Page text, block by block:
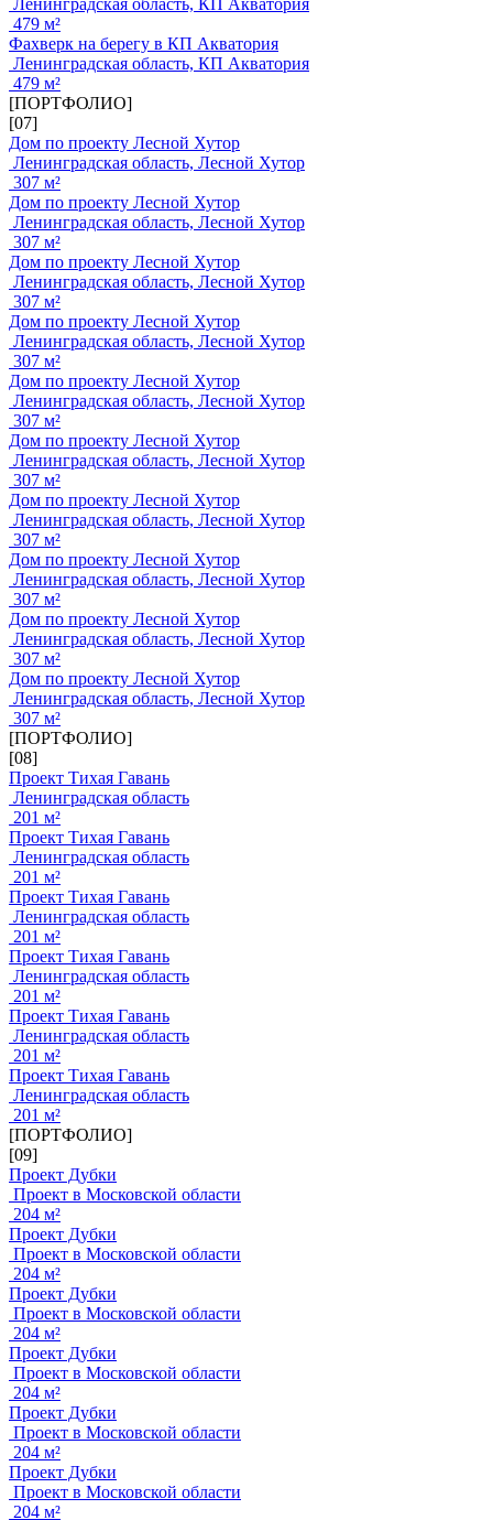
Ленинградская область, КП Акватория
479 м²
Фахверк на берегу в КП Акватория
Ленинградская область, КП Акватория
479 м²
[ПОРТФОЛИО]
[07]
Дом по проекту Лесной Хутор
Ленинградская область, Лесной Хутор
307 м²
Дом по проекту Лесной Хутор
Ленинградская область, Лесной Хутор
307 м²
Дом по проекту Лесной Хутор
Ленинградская область, Лесной Хутор
307 м²
Дом по проекту Лесной Хутор
Ленинградская область, Лесной Хутор
307 м²
Дом по проекту Лесной Хутор
Ленинградская область, Лесной Хутор
307 м²
Дом по проекту Лесной Хутор
Ленинградская область, Лесной Хутор
307 м²
Дом по проекту Лесной Хутор
Ленинградская область, Лесной Хутор
307 м²
Дом по проекту Лесной Хутор
Ленинградская область, Лесной Хутор
307 м²
Дом по проекту Лесной Хутор
Ленинградская область, Лесной Хутор
307 м²
Дом по проекту Лесной Хутор
Ленинградская область, Лесной Хутор
307 м²
[ПОРТФОЛИО]
[08]
Проект Тихая Гавань
Ленинградская область
201 м²
Проект Тихая Гавань
Ленинградская область
201 м²
Проект Тихая Гавань
Ленинградская область
201 м²
Проект Тихая Гавань
Ленинградская область
201 м²
Проект Тихая Гавань
Ленинградская область
201 м²
Проект Тихая Гавань
Ленинградская область
201 м²
[ПОРТФОЛИО]
[09]
Проект Дубки
Проект в Московской области
204 м²
Проект Дубки
Проект в Московской области
204 м²
Проект Дубки
Проект в Московской области
204 м²
Проект Дубки
Проект в Московской области
204 м²
Проект Дубки
Проект в Московской области
204 м²
Проект Дубки
Проект в Московской области
204 м²